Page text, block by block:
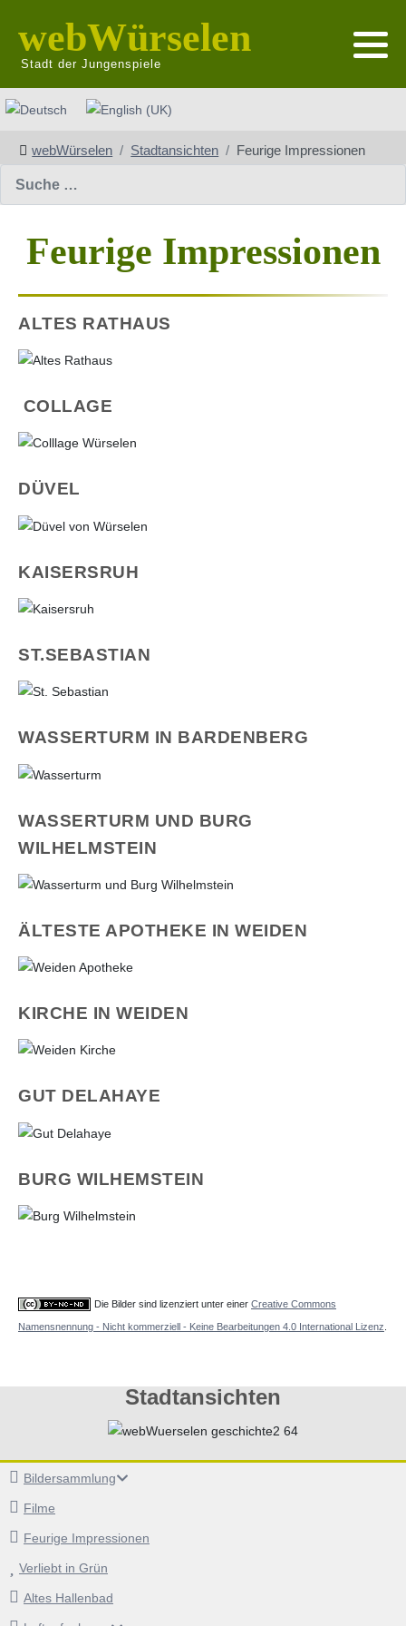
webWürselen
Stadt der Jungenspiele
Sprache auswählen
webWürselen Stadtansichten Feurige Impressionen
Stadtansichten
Bildersammlung
Filme
Feurige Impressionen
Verliebt in Grün
Altes Hallenbad
Feurige Impressionen
ALTES RATHAUS
COLLAGE
DÜVEL
KAISERSRUH
ST.SEBASTIAN
WASSERTURM IN BARDENBERG
WASSERTURM UND BURG
WILHELMSTEIN
ÄLTESTE APOTHEKE IN WEIDEN
KIRCHE IN WEIDEN
GUT DELAHAYE
BURG WILHEMSTEIN
Die Bilder sind lizenziert unter einer Creative Commons
Namensnennung - Nicht kommerziell - Keine Bearbeitungen 4.0 International Lizenz